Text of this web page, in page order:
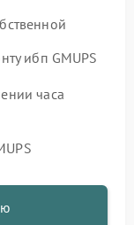
ибп GMUPS
часа